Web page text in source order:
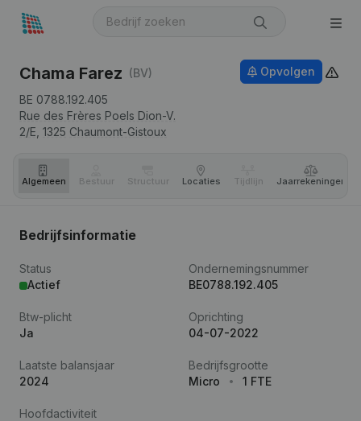
Chama Farez (BV)
BE 0788.192.405
Rue des Frères Poels Dion-V.
2/E, 1325 Chaumont-Gistoux
Opvolgen
Algemeen Bestuur Structuur Locaties Tijdlijn Jaar­rekeningen
Bedrijfsinformatie
Status
Actief
Ondernemingsnummer
BE0788.192.405
Btw-plicht
Ja
Oprichting
04-07-2022
Laatste balansjaar
2024
Bedrijfsgrootte
Micro
1 FTE
Hoofdactiviteit